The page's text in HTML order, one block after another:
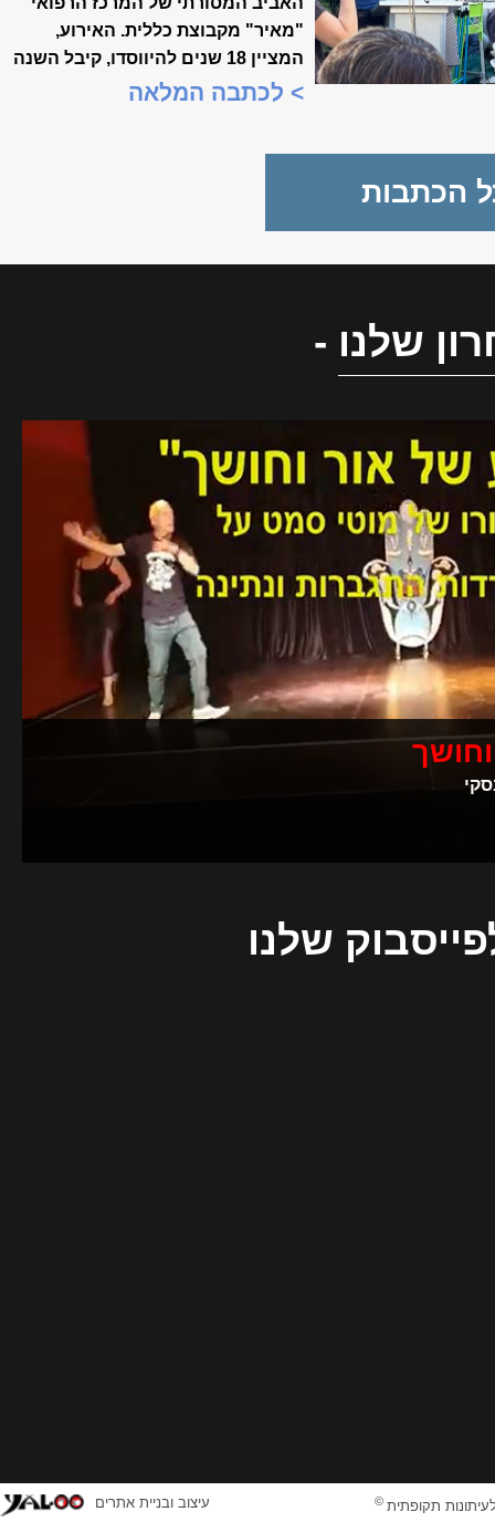
"מאיר" מקבוצת כללית. האירוע,
המציין 18 שנים להיווסדו, קיבל השנה
משמעות מיוחדת, כשנכלל לראשונה
> לכתבה המלאה
הכתבות
שלנו -
שלנו
תקופתית © עיצוב ובניית אתרים